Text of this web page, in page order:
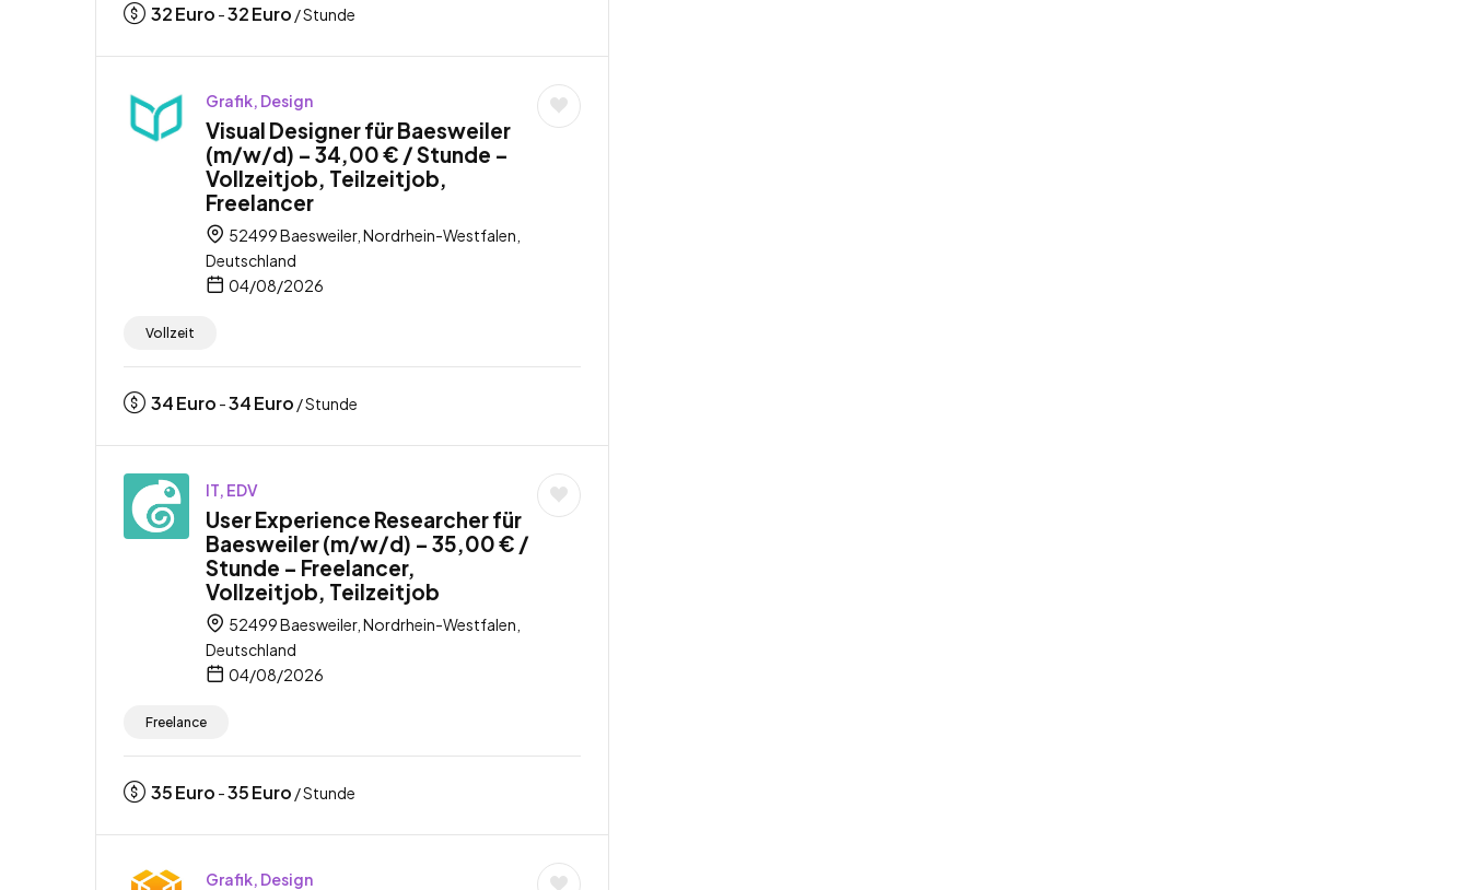
32Euro -32Euro / Stunde
Grafik, Design
Visual Designer für Baesweiler
(m/w/d) – 34,00 € / Stunde –
Vollzeitjob, Teilzeitjob,
Freelancer
52499 Baesweiler, Nordrhein-Westfalen,
Deutschland
04/08/2026
Vollzeit
34Euro -34Euro / Stunde
IT, EDV
User Experience Researcher für
Baesweiler (m/w/d) – 35,00 € /
Stunde – Freelancer,
Vollzeitjob, Teilzeitjob
52499 Baesweiler, Nordrhein-Westfalen,
Deutschland
04/08/2026
Freelance
35Euro -35Euro / Stunde
Grafik, Design